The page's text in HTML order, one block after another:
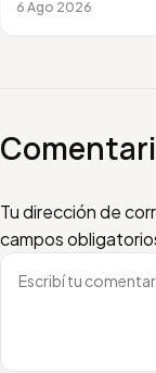
6 Ago 2026
Tu dirección de
campos
Escribí tu
Nombre
Email